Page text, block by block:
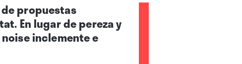
propuestas
En lugar de pereza y
inclemente e